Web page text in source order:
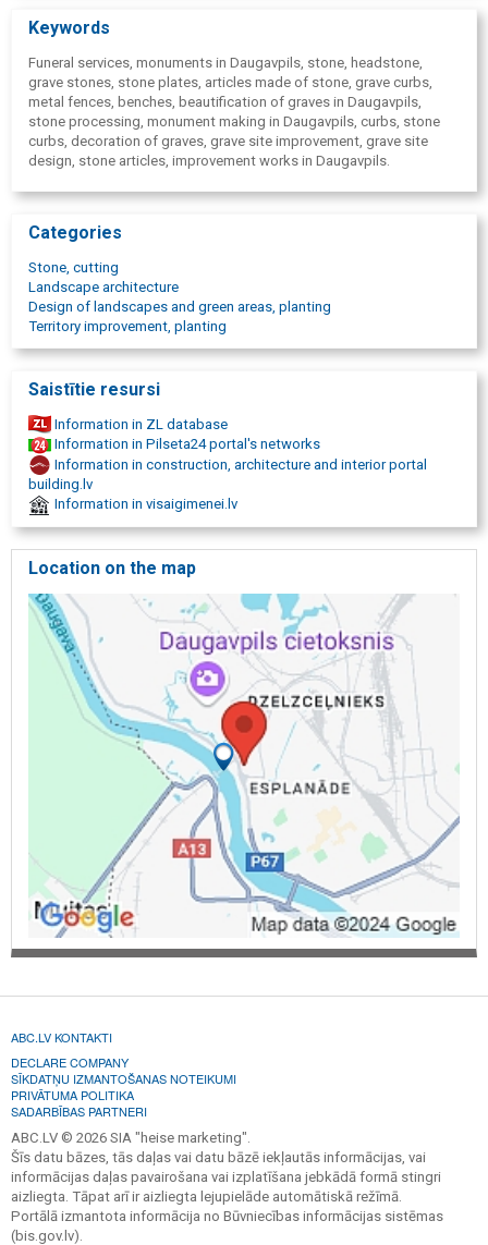
Keywords
Funeral services, monuments in Daugavpils, stone, headstone,
grave stones, stone plates, articles made of stone, grave curbs,
metal fences, benches, beautification of graves in Daugavpils,
stone processing, monument making in Daugavpils, curbs, stone
curbs, decoration of graves, grave site improvement, grave site
design, stone articles, improvement works in Daugavpils.
Categories
Stone, cutting
Landscape architecture
Design of landscapes and green areas, planting
Territory improvement, planting
Saistītie resursi
Information in ZL database
Information in Pilseta24 portal's networks
Information in construction, architecture and interior portal
building.lv
Information in visaigimenei.lv
Location on the map
ABC.LV KONTAKTI
DECLARE COMPANY
SĪKDATŅU IZMANTOŠANAS NOTEIKUMI
PRIVĀTUMA POLITIKA
SADARBĪBAS PARTNERI
ABC.LV © 2026 SIA "heise marketing".
Šīs datu bāzes, tās daļas vai datu bāzē iekļautās informācijas, vai
informācijas daļas pavairošana vai izplatīšana jebkādā formā stingri
aizliegta. Tāpat arī ir aizliegta lejupielāde automātiskā režīmā.
Portālā izmantota informācija no Būvniecības informācijas sistēmas
(bis.gov.lv).